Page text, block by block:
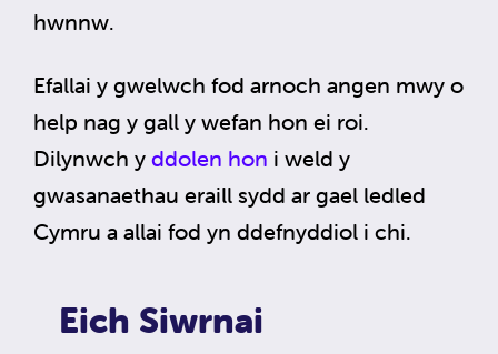
hwnnw.
Efallai y gwelwch fod arnoch angen mwy o
help nag y gall y wefan hon ei roi.
Dilynwch y ddolen hon i weld y
gwasanaethau eraill sydd ar gael ledled
Cymru a allai fod yn ddefnyddiol i chi.
Eich Siwrnai